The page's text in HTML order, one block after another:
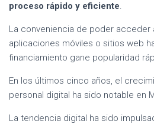
proceso rápido y eficiente.
La conveniencia de poder
aplicaciones móviles o sitios web
financiamiento gane popularidad
En los últimos cinco años, el
personal digital ha sido notable en
La tendencia digital ha sido